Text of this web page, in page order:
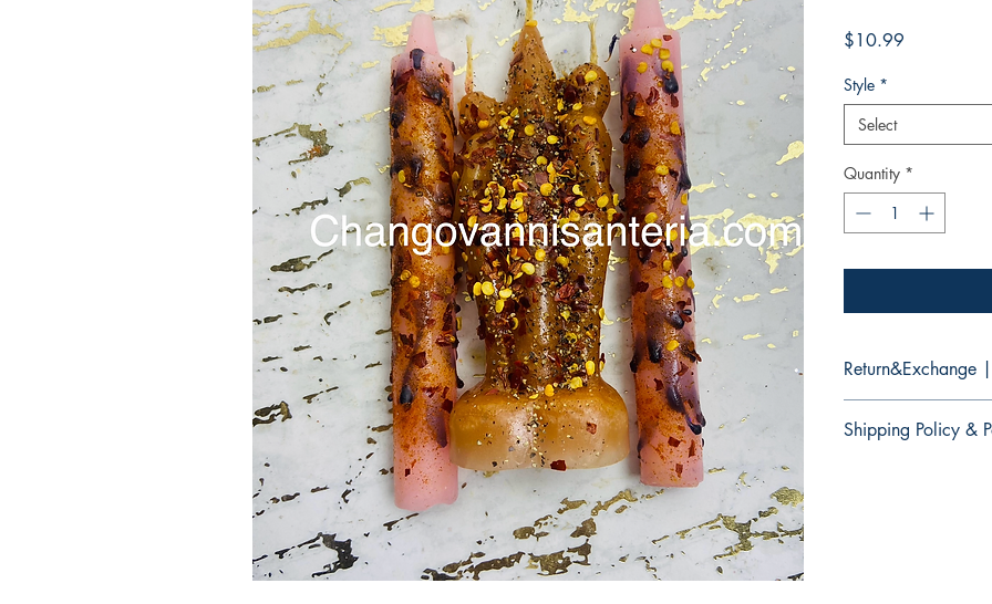
$10.99
Style *
Select
Quantity *
Return&Exchange
No hay devoluciones
Shipping Policy &